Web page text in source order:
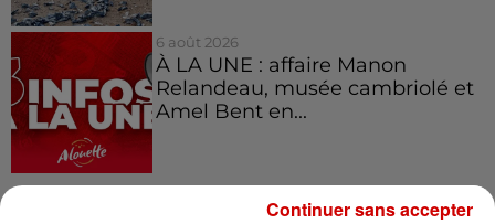
6 août 2026
À LA UNE : affaire Manon
Relandeau, musée cambriolé et
Amel Bent en...
Continuer sans accepter